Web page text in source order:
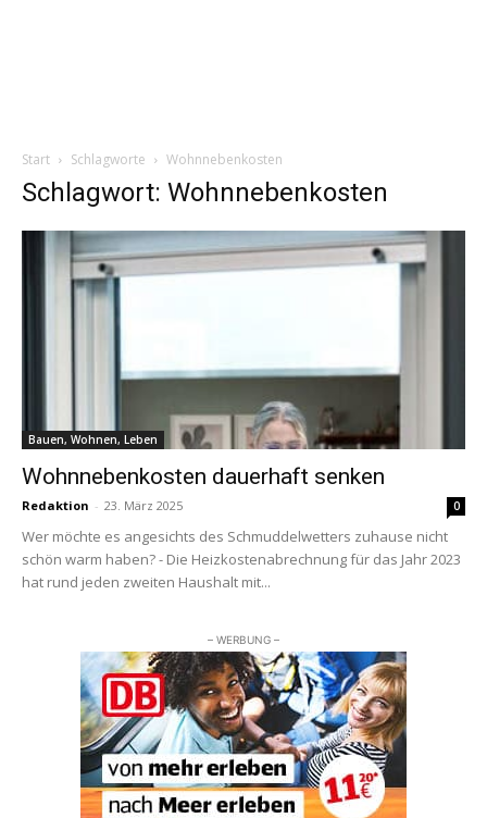
Start Schlagworte Wohnnebenkosten
Schlagwort: Wohnnebenkosten
Bauen, Wohnen, Leben
Wohnnebenkosten dauerhaft senken
Redaktion - 23. März 2025 0
Wer möchte es angesichts des Schmuddelwetters zuhause nicht
schön warm haben? - Die Heizkostenabrechnung für das Jahr 2023
hat rund jeden zweiten Haushalt mit...
– WERBUNG –